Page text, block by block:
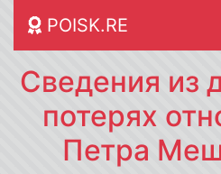
POISK.RE
Сведения из
потерях
Петра